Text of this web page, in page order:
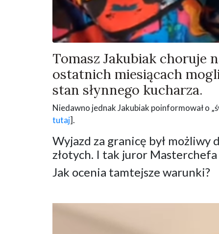
Tomasz Jakubiak choruje
ostatnich miesiącach
stan słynnego kucharza.
Niedawno jednak Jakubiak poinformował o
tutaj].
Wyjazd za granicę był
złotych. I tak juror
Jak ocenia tamtejsze warunki?